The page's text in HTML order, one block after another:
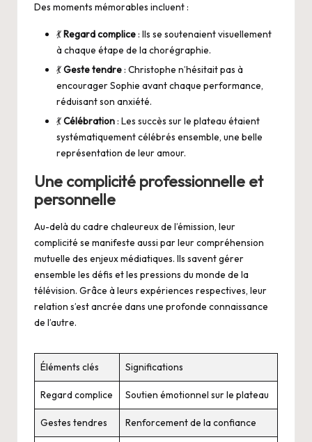
Des moments mémorables incluent :
💃Regard complice: Ils se soutenaient visuellement
à chaque étape de la chorégraphie.
💃Geste tendre: Christophe n’hésitait pas à
encourager Sophie avant chaque performance,
réduisant son anxiété.
💃Célébration: Les succès sur le plateau étaient
systématiquement célébrés ensemble, une belle
représentation de leur amour.
Une complicité professionnelle et
personnelle
Au-delà du cadre chaleureux de l’émission, leur
complicité se manifeste aussi par leur compréhension
mutuelle des enjeux médiatiques. Ils savent gérer
ensemble les défis et les pressions du monde de la
télévision. Grâce à leurs expériences respectives, leur
relation s’est ancrée dans une profonde connaissance
de l’autre.
Éléments clés Significations
Regard complice Soutien émotionnel sur le plateau
Gestes tendres Renforcement de la confiance